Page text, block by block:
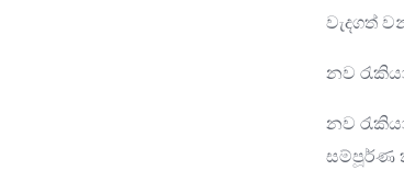
වැදගත්
නව
නව
සම්පූර්ණ